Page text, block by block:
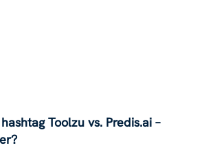
Toolzu vs. Predis.ai –